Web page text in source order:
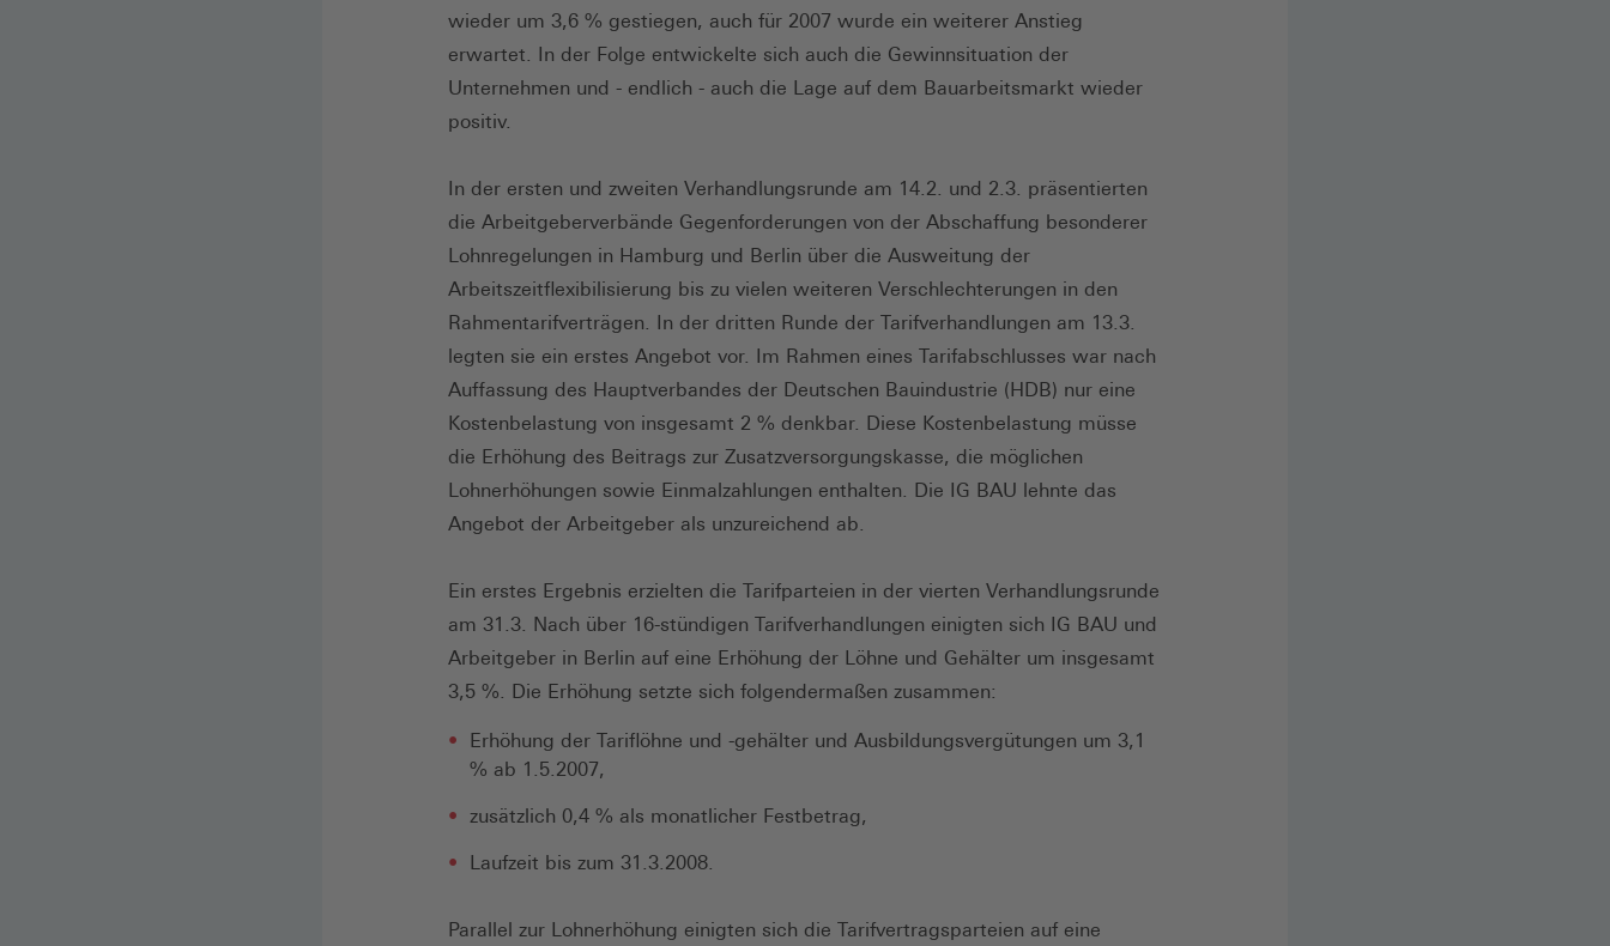
wieder um 3,6 % gestiegen, auch für 2007 wurde ein weiterer Anstieg
erwartet. In der Folge entwickelte sich auch die Gewinnsituation der
Unternehmen und - endlich - auch die Lage auf dem Bauarbeitsmarkt wieder
positiv.
In der ersten und zweiten Verhandlungsrunde am 14.2. und 2.3. präsentierten
die Arbeitgeberverbände Gegenforderungen von der Abschaffung besonderer
Lohnregelungen in Hamburg und Berlin über die Ausweitung der
Arbeitszeitflexibilisierung bis zu vielen weiteren Verschlechterungen in den
Rahmentarifverträgen. In der dritten Runde der Tarifverhandlungen am 13.3.
legten sie ein erstes Angebot vor. Im Rahmen eines Tarifabschlusses war nach
Auffassung des Hauptverbandes der Deutschen Bauindustrie (HDB) nur eine
Kostenbelastung von insgesamt 2 % denkbar. Diese Kostenbelastung müsse
die Erhöhung des Beitrags zur Zusatzversorgungskasse, die möglichen
Lohnerhöhungen sowie Einmalzahlungen enthalten. Die IG BAU lehnte das
Angebot der Arbeitgeber als unzureichend ab.
Ein erstes Ergebnis erzielten die Tarifparteien in der vierten Verhandlungsrunde
am 31.3. Nach über 16-stündigen Tarifverhandlungen einigten sich IG BAU und
Arbeitgeber in Berlin auf eine Erhöhung der Löhne und Gehälter um insgesamt
3,5 %. Die Erhöhung setzte sich folgendermaßen zusammen:
Erhöhung der Tariflöhne und -gehälter und Ausbildungsvergütungen um 3,1
% ab 1.5.2007,
zusätzlich 0,4 % als monatlicher Festbetrag,
Laufzeit bis zum 31.3.2008.
Parallel zur Lohnerhöhung einigten sich die Tarifvertragsparteien auf eine